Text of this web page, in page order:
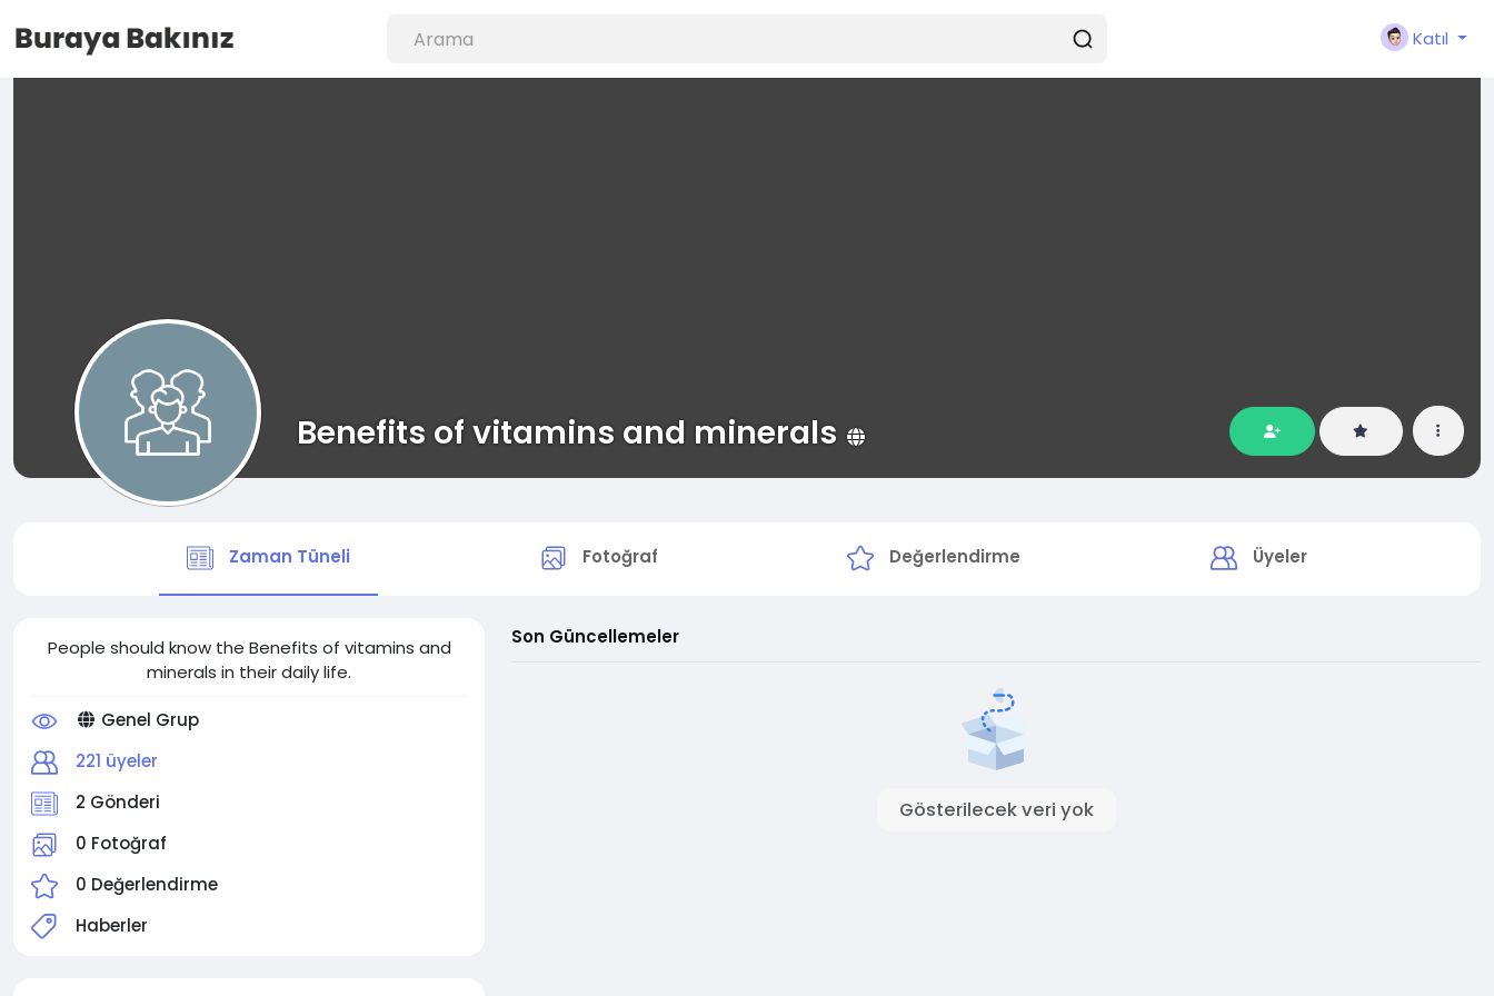
Katıl
Benefits of vitamins and minerals
Zaman Tüneli Fotoğraf Değerlendirme Üyeler
People should know the Benefits of vitamins and
minerals in their daily life.
Genel Grup
221 üyeler
2 Gönderi
0 Fotoğraf
0 Değerlendirme
Haberler
Son Güncellemeler
Gösterilecek veri yok